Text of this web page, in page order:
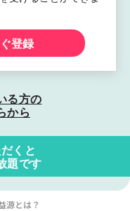
登録
る方の
から
くと
題です
源とは？